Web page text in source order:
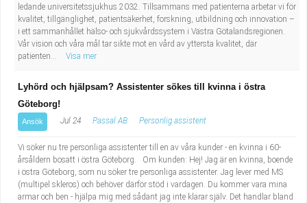
ledande universitetssjukhus 2032. Tillsammans med patienterna arbetar vi för
kvalitet, tillgänglighet, patientsäkerhet, forskning, utbildning och innovation –
i ett sammanhållet hälso- och sjukvårdssystem i Västra Götalandsregionen.
Vår vision och våra mål tar sikte mot en vård av yttersta kvalitet, där
patienten...
Visa mer
Lyhörd och hjälpsam? Assistenter sökes till kvinna i östra
Göteborg!
Ansök Jul 24 Passal AB Personlig assistent
Vi söker nu tre personliga assistenter till en av våra kunder - en kvinna i 60-
årsåldern bosatt i östra Göteborg. Om kunden: Hej! Jag är en kvinna, boende
i östra Göteborg, som nu söker tre personliga assistenter. Jag lever med MS
(multipel skleros) och behöver därför stöd i vardagen. Du kommer vara mina
armar och ben - hjälpa mig med sådant jag inte klarar själv. Det handlar bland